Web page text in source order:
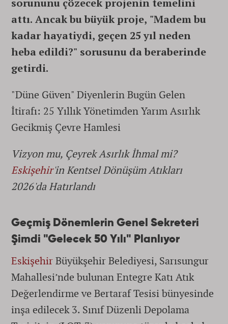
sorununu çözecek projenin temelini
attı. Ancak bu büyük proje, "Madem bu
kadar hayatiydi, geçen 25 yıl neden
heba edildi?" sorusunu da beraberinde
getirdi.
"Düne Güven" Diyenlerin Bugün Gelen
İtirafı: 25 Yıllık Yönetimden Yarım Asırlık
Gecikmiş Çevre Hamlesi
Vizyon mu, Çeyrek Asırlık İhmal mi?
Eskişehir'in Kentsel Dönüşüm Atıkları
2026'da Hatırlandı
Geçmiş Dönemlerin Genel Sekreteri
Şimdi "Gelecek 50 Yılı" Planlıyor
EskişehirBüyükşehir Belediyesi, Sarısungur
Mahallesi’nde bulunan Entegre Katı Atık
Değerlendirme ve Bertaraf Tesisi bünyesinde
inşa edilecek 3. Sınıf Düzenli Depolama